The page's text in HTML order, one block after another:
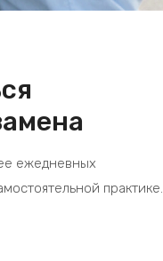
ежедневных
практике.